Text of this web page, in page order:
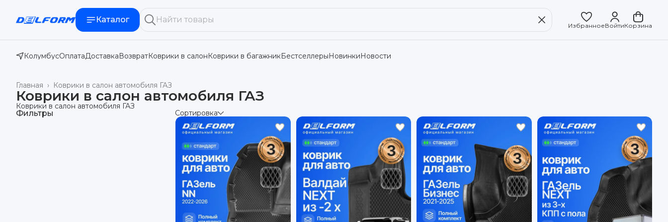
Каталог
ИзбранноеВойтиКорзина
КолумбусОплатаДоставкаВозвратКоврики в салонКоврики в багажникБестселлерыНовинкиНовости
Коврики в салон автомобиля ГАЗ
Главная ›
Коврики в салон автомобиля ГАЗ
Коврики в салон автомобиля ГАЗ
Фильтры Сортировка